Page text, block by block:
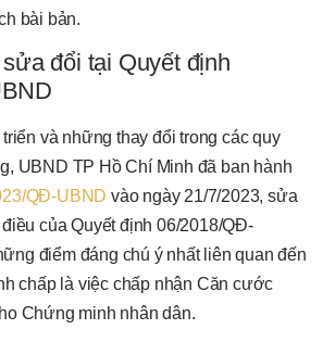
bài bản.
đổi tại Quyết định
và những thay đổi trong các quy
UBND TP Hồ Chí Minh đã ban hành
QĐ-UBND vào ngày 21/7/2023, sửa
của Quyết định 06/2018/QĐ-
điểm đáng chú ý nhất liên quan đến
chấp là việc chấp nhận Căn cước
Chứng minh nhân dân.